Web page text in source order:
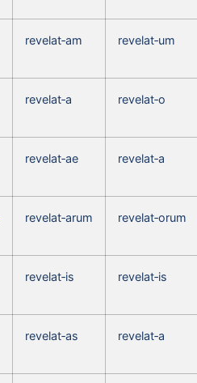
revelat‑am revelat‑um
revelat‑a revelat‑o
revelat‑ae revelat‑a
revelat‑arum revelat‑orum
revelat‑is revelat‑is
revelat‑as revelat‑a